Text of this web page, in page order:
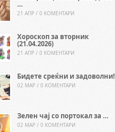
…
21 АПР / 0 КОМЕНТАРИ
Хороскоп за вторник
(21.04.2026)
21 АПР / 0 КОМЕНТАРИ
Бидете среќни и задоволни!
02 МАР / 0 КОМЕНТАРИ
Зелен чај со портокал за …
02 МАР / 0 КОМЕНТАРИ